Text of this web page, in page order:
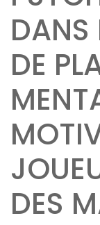
DANS
DE
DES